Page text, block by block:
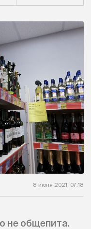
8 июня 2021, 07:18
не общепита.